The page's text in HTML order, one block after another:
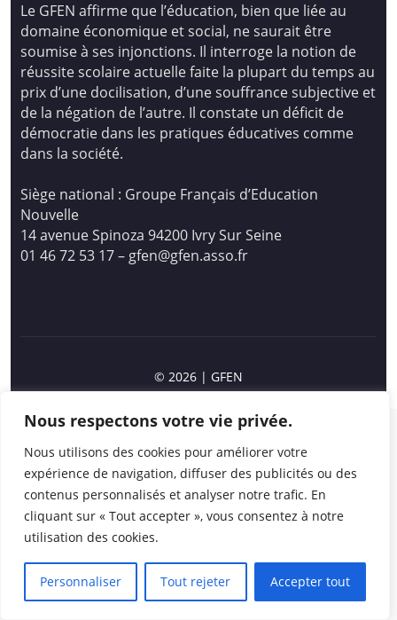
Nous respectons votre vie privée.
Nous utilisons des cookies pour améliorer votre
expérience de navigation, diffuser des publicités ou des
contenus personnalisés et analyser notre trafic. En
cliquant sur « Tout accepter », vous consentez à notre
utilisation des cookies.
Personnaliser Tout rejeter Accepter tout
Le GFEN affirme que l’éducation, bien que liée au
domaine économique et social, ne saurait être
soumise à ses injonctions. Il interroge la notion de
réussite scolaire actuelle faite la plupart du temps au
prix d’une docilisation, d’une souffrance subjective et
de la négation de l’autre. Il constate un déficit de
démocratie dans les pratiques éducatives comme
dans la société.
Siège national : Groupe Français d’Education
Nouvelle
14 avenue Spinoza 94200 Ivry Sur Seine
01 46 72 53 17 – gfen@gfen.asso.fr
© 2026 | GFEN